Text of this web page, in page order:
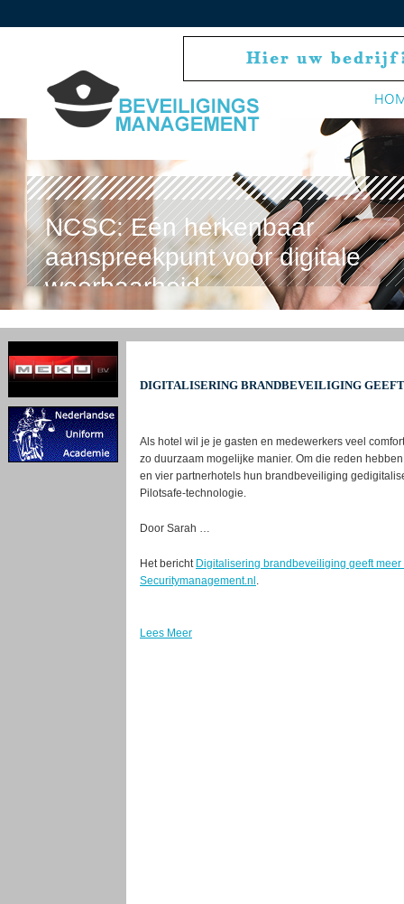
NCSC: Eén herkenbaar
aanspreekpunt voor digitale
weerbaarheid
DIGITALISERING BRANDBEVEILIGING
Als hotel wil je je gasten en medewerkers veel
zo duurzaam mogelijke manier. Om die reden
en vier partnerhotels hun brandbeveiliging
Pilotsafe-technologie.
Door Sarah …
Het bericht Digitalisering brandbeveiliging geeft
Securitymanagement.nl .
Lees Meer